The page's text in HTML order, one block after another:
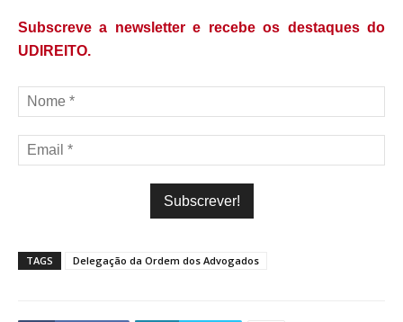
Subscreve a newsletter e recebe os destaques do
UDIREITO.
TAGS Delegação da Ordem dos Advogados